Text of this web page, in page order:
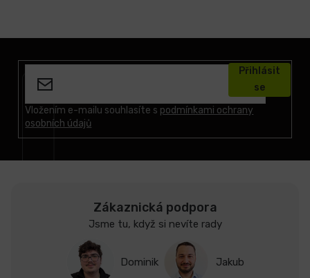
Vložením e-mailu souhlasíte s podmínkami ochrany
osobních údajů
Přihlásit
se
Zákaznická podpora
Jsme tu, když si nevíte rady
Dominik Jakub